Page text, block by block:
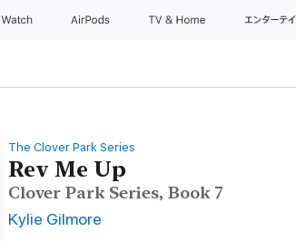
Watch AirPods TV & Home エンターテイ
The Clover Park Series
Rev Me Up
Clover Park Series, Book 7
Kylie Gilmore